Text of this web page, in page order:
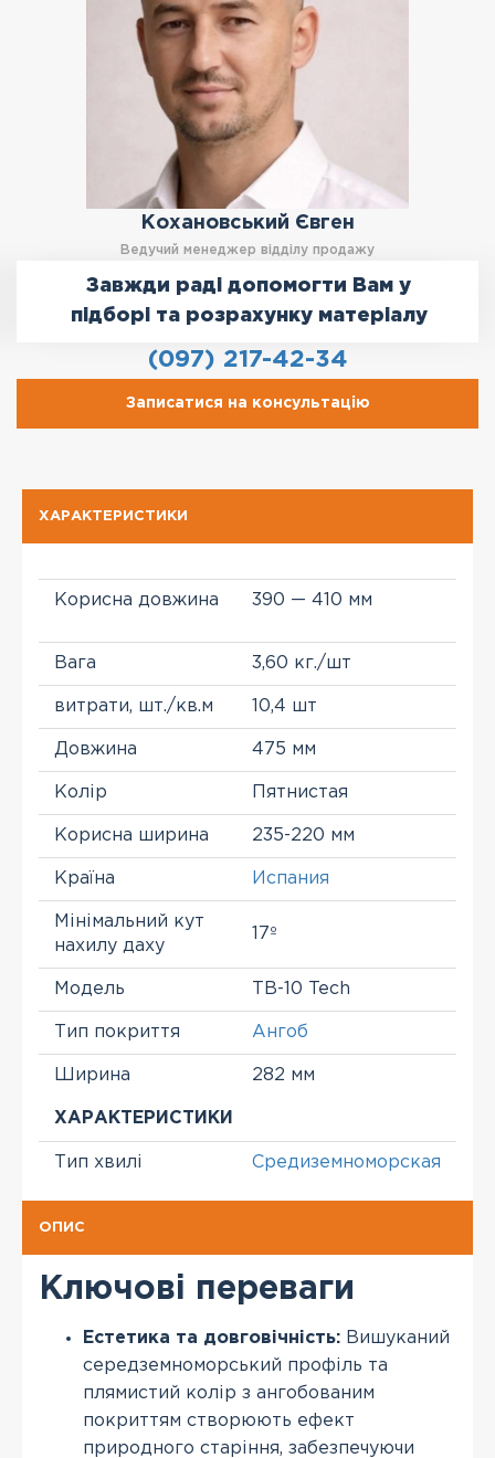
Кохановський Євген
Ведучий менеджер відділу продажу
Завжди раді допомогти Вам у
підборі та розрахунку матеріалу
(097) 217-42-34
Записатися на консультацію
ХАРАКТЕРИСТИКИ
Корисна довжина 390 — 410 мм
Вага 3,60 кг./шт
витрати, шт./кв.м 10,4 шт
Довжина 475 мм
Колір Пятнистая
Корисна ширина 235-220 мм
Країна Испания
Мінімальний кут
нахилу даху
17º
Модель TB-10 Tech
Тип покриття Ангоб
Ширина 282 мм
ХАРАКТЕРИСТИКИ
Тип хвилі Средиземноморская
ОПИС
Ключові переваги
Естетика та довговічність: Вишуканий
середземноморський профіль та
плямистий колір з ангобованим
покриттям створюють ефект
природного старіння, забезпечуючи